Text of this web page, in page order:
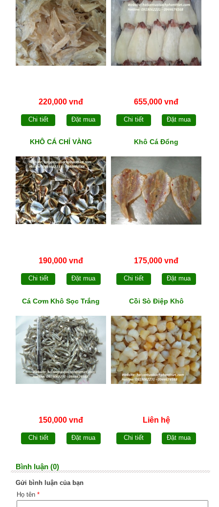
220,000 vnđ
Chi tiết Đặt mua
655,000 vnđ
Chi tiết Đặt mua
KHÔ CÁ CHỈ VÀNG
190,000 vnđ
Chi tiết Đặt mua
Khô Cá Đổng
175,000 vnđ
Chi tiết Đặt mua
Cá Cơm Khô Sọc Trắng
150,000 vnđ
Chi tiết Đặt mua
Cồi Sò Điệp Khô
Liên hệ
Chi tiết Đặt mua
Bình luận (0)
Gửi bình luận của bạn
Họ tên *